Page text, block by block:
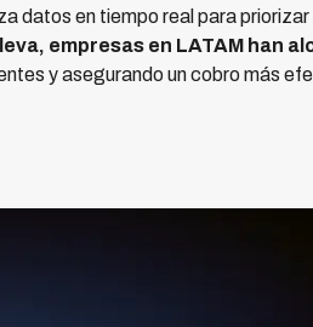
datos en tiempo real para
empresas en LATAM han
y asegurando un cobro más